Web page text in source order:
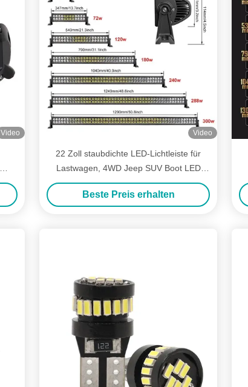
Video Video
22 Zoll staubdichte LED-Lichtleiste für
Lastwagen, 4WD Jeep SUV Boot LED
Offroad-Lichtleiste
Beste Preis erhalten